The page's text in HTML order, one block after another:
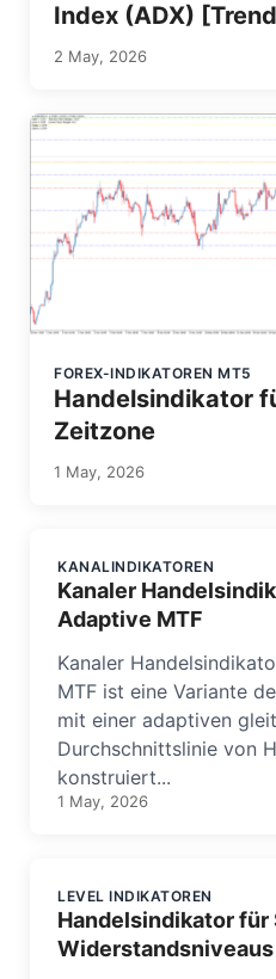
Index (ADX)
2 May, 2026
FOREX-INDIKATOREN MT5
Handelsindikator
Zeitzone
1 May, 2026
KANALINDIKATOREN
Kanaler
Adaptive MTF
Kanaler
MTF ist eine Variante
mit einer adaptiven
Durchschnittslinie von
konstruiert...
1 May, 2026
LEVEL INDIKATOREN
Handelsindikator für
Widerstandsniveaus